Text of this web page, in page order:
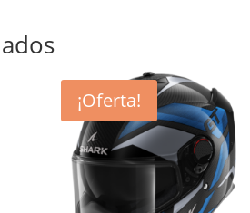
¡Oferta!